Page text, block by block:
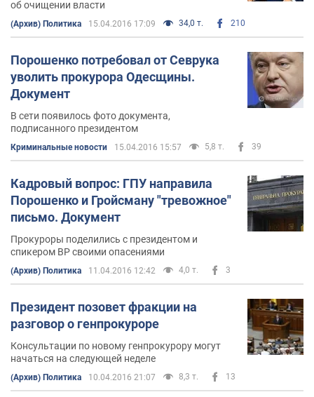
об очищении власти
(Архив) Политика 15.04.2016 17:09 34,0 т. 210
Порошенко потребовал от Севрука
уволить прокурора Одесщины.
Документ
В сети появилось фото документа,
подписанного президентом
Криминальные новости 15.04.2016 15:57 5,8 т. 39
Кадровый вопрос: ГПУ направила
Порошенко и Гройсману "тревожное"
письмо. Документ
Прокуроры поделились с президентом и
спикером ВР своими опасениями
(Архив) Политика 11.04.2016 12:42 4,0 т. 3
Президент позовет фракции на
разговор о генпрокуроре
Консультации по новому генпрокурору могут
начаться на следующей неделе
(Архив) Политика 10.04.2016 21:07 8,3 т. 13